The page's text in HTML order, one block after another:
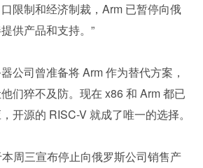
限制和经济制裁，Arm 已暂停向俄
供产品和支持。”
公司曾准备将 Arm 作为替代方案，
们猝不及防。现在 x86 和 Arm 都已
开源的 RISC-V 就成了唯一的选择。
周三宣布停止向俄罗斯公司销售产